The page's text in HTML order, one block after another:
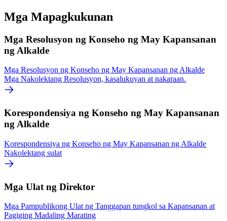
Mga Mapagkukunan
Mga Resolusyon ng Konseho ng May Kapansanan
ng Alkalde
Mga Resolusyon ng Konseho ng May Kapansanan ng Alkalde
Mga Nakolektang Resolusyon, kasalukuyan at nakaraan.
Korespondensiya ng Konseho ng May Kapansanan
ng Alkalde
Korespondensiya ng Konseho ng May Kapansanan ng Alkalde
Nakolektang sulat
Mga Ulat ng Direktor
Mga Pampublikong Ulat ng Tanggapan tungkol sa Kapansanan at
Pagiging Madaling Marating